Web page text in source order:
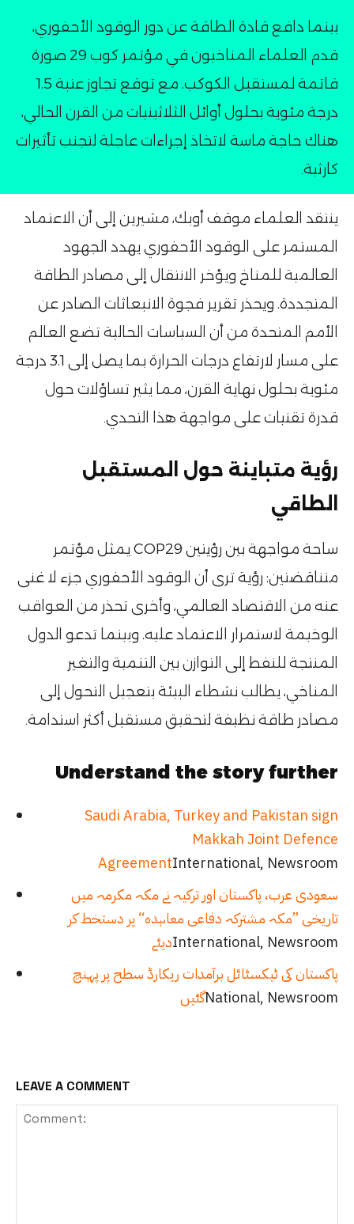
بينما دافع قادة الطاقة عن دور الوقود الأحفوري،
قدم العلماء المناخيون في مؤتمر كوب 29 صورة
قاتمة لمستقبل الكوكب. مع توقع تجاوز عتبة 1.5
درجة مئوية بحلول أوائل الثلاثينيات من القرن الحالي،
هناك حاجة ماسة لاتخاذ إجراءات عاجلة لتجنب تأثيرات
كارثية۔
ينتقد العلماء موقف أوبك، مشيرين إلى أن الاعتماد
المستمر على الوقود الأحفوري يهدد الجهود
العالمية للمناخ ويؤخر الانتقال إلى مصادر الطاقة
المتجددة. ويحذر تقرير فجوة الانبعاثات الصادر عن
الأمم المتحدة من أن السياسات الحالية تضع العالم
على مسار لارتفاع درجات الحرارة بما يصل إلى 3.1 درجة
مئوية بحلول نهاية القرن، مما يثير تساؤلات حول
قدرة تقنيات على مواجهة هذا التحدي۔
رؤية متباينة حول المستقبل
الطاقي
يمثل مؤتمر COP29 ساحة مواجهة بين رؤيتين
متناقضتين: رؤية ترى أن الوقود الأحفوري جزء لا غنى
عنه من الاقتصاد العالمي، وأخرى تحذر من العواقب
الوخيمة لاستمرار الاعتماد عليه. وبينما تدعو الدول
المنتجة للنفط إلى التوازن بين التنمية والتغير
المناخي، يطالب نشطاء البيئة بتعجيل التحول إلى
مصادر طاقة نظيفة لتحقيق مستقبل أكثر استدامة۔
Understand the story further
Saudi Arabia, Turkey and Pakistan sign
Makkah Joint Defence
AgreementInternational, Newsroom
سعودی عرب، پاکستان اور ترکیہ نے مکہ مکرمہ میں
تاریخی ”مکہ مشترکہ دفاعی معاہدہ“ پر دستخط کر
دیئےInternational, Newsroom
پاکستان کی ٹیکسٹائل برآمدات ریکارڈ سطح پر پہنچ
گئیںNational, Newsroom
LEAVE A COMMENT